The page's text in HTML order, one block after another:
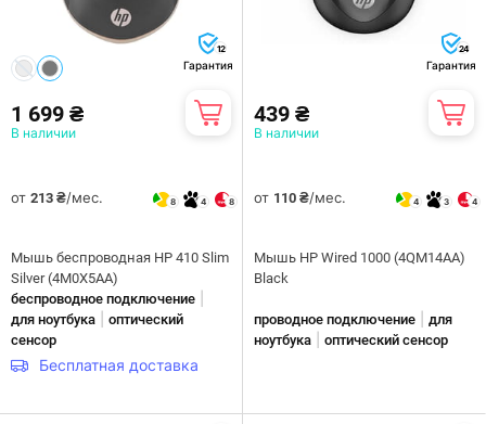
12
Гарантия
1 699 ₴
В наличии
от 213 ₴/мес. 8 4 8
Мышь беспроводная HP 410 Slim
Silver (4M0X5AA)
беспроводное подключение
для ноутбука
оптический
сенсор
Бесплатная доставка
24
Гарантия
439 ₴
В наличии
от 110 ₴/мес. 4 3 4
Мышь HP Wired 1000 (4QM14AA)
Black
проводное подключение
для
ноутбука
оптический сенсор